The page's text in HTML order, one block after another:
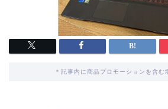
＊記事内に商品プロモーションを含む